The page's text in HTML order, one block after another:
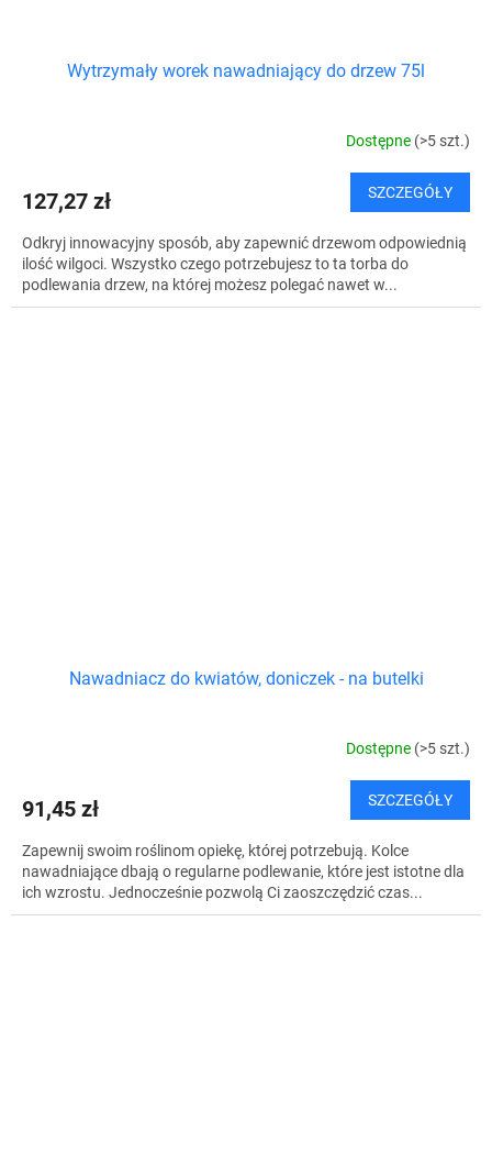
Wytrzymały worek nawadniający do drzew 75l
Dostępne (>5 szt.)
127,27 zł SZCZEGÓŁY
Odkryj innowacyjny sposób, aby zapewnić drzewom odpowiednią
ilość wilgoci. Wszystko czego potrzebujesz to ta torba do
podlewania drzew, na której możesz polegać nawet w...
Nawadniacz do kwiatów, doniczek - na butelki
Dostępne (>5 szt.)
91,45 zł SZCZEGÓŁY
Zapewnij swoim roślinom opiekę, której potrzebują. Kolce
nawadniające dbają o regularne podlewanie, które jest istotne dla
ich wzrostu. Jednocześnie pozwolą Ci zaoszczędzić czas...